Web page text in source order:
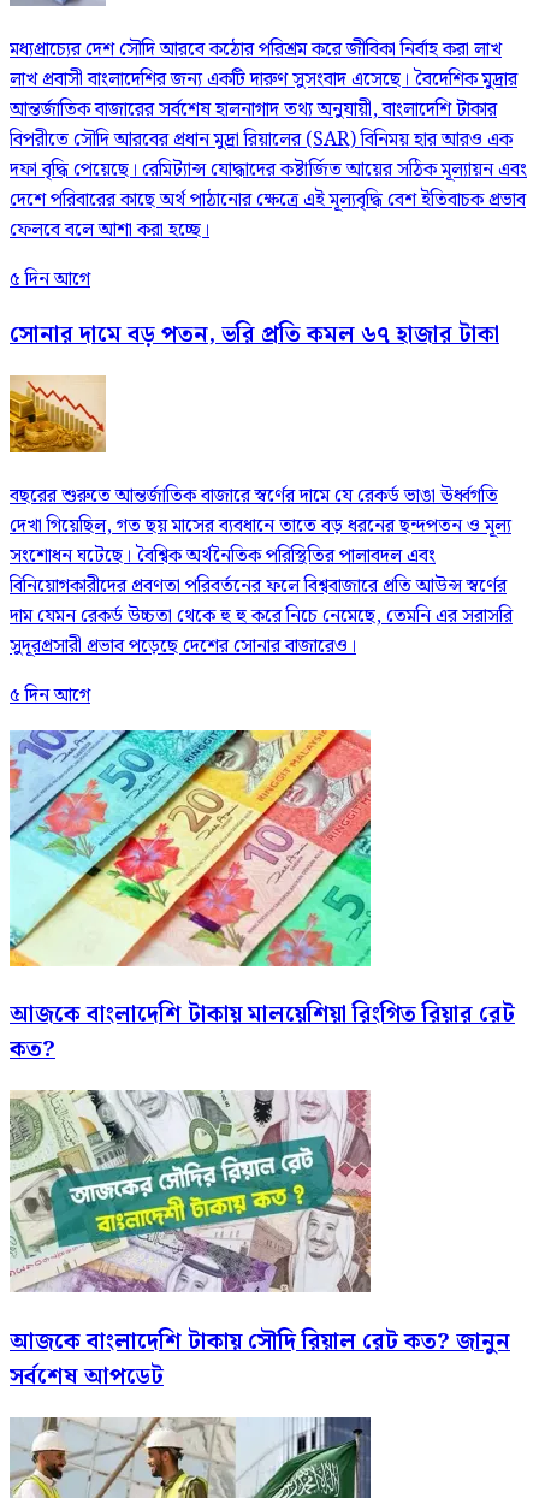
মধ্যপ্রাচ্যের দেশ সৌদি আরবে কঠোর পরিশ্রম করে জীবিকা নির্বাহ করা লাখ
লাখ প্রবাসী বাংলাদেশির জন্য একটি দারুণ সুসংবাদ এসেছে। বৈদেশিক মুদ্রার
আন্তর্জাতিক বাজারের সর্বশেষ হালনাগাদ তথ্য অনুযায়ী, বাংলাদেশি টাকার
বিপরীতে সৌদি আরবের প্রধান মুদ্রা রিয়ালের (SAR) বিনিময় হার আরও এক
দফা বৃদ্ধি পেয়েছে। রেমিট্যান্স যোদ্ধাদের কষ্টার্জিত আয়ের সঠিক মূল্যায়ন এবং
দেশে পরিবারের কাছে অর্থ পাঠানোর ক্ষেত্রে এই মূল্যবৃদ্ধি বেশ ইতিবাচক প্রভাব
ফেলবে বলে আশা করা হচ্ছে।
৫ দিন আগে
সোনার দামে বড় পতন, ভরি প্রতি কমল ৬৭ হাজার টাকা
বছরের শুরুতে আন্তর্জাতিক বাজারে স্বর্ণের দামে যে রেকর্ড ভাঙা ঊর্ধ্বগতি
দেখা গিয়েছিল, গত ছয় মাসের ব্যবধানে তাতে বড় ধরনের ছন্দপতন ও মূল্য
সংশোধন ঘটেছে। বৈশ্বিক অর্থনৈতিক পরিস্থিতির পালাবদল এবং
বিনিয়োগকারীদের প্রবণতা পরিবর্তনের ফলে বিশ্ববাজারে প্রতি আউন্স স্বর্ণের
দাম যেমন রেকর্ড উচ্চতা থেকে হু হু করে নিচে নেমেছে, তেমনি এর সরাসরি
সুদূরপ্রসারী প্রভাব পড়েছে দেশের সোনার বাজারেও।
৫ দিন আগে
আজকে বাংলাদেশি টাকায় মালয়েশিয়া রিংগিত রিয়ার রেট
কত?
আজকে বাংলাদেশি টাকায় সৌদি রিয়াল রেট কত? জানুন
সর্বশেষ আপডেট